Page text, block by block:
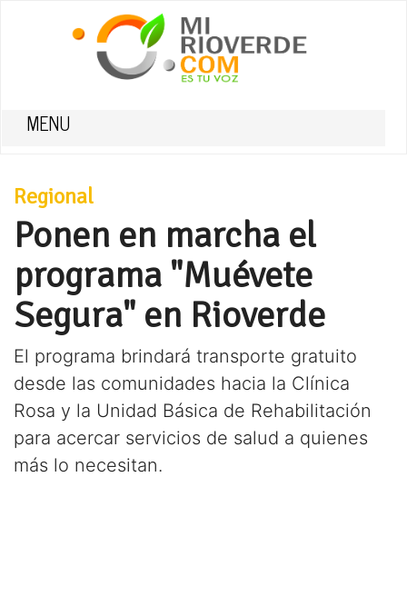
MENU
Regional
Ponen en marcha el
programa "Muévete
Segura" en Rioverde
El programa brindará transporte gratuito
desde las comunidades hacia la Clínica
Rosa y la Unidad Básica de Rehabilitación
para acercar servicios de salud a quienes
más lo necesitan.